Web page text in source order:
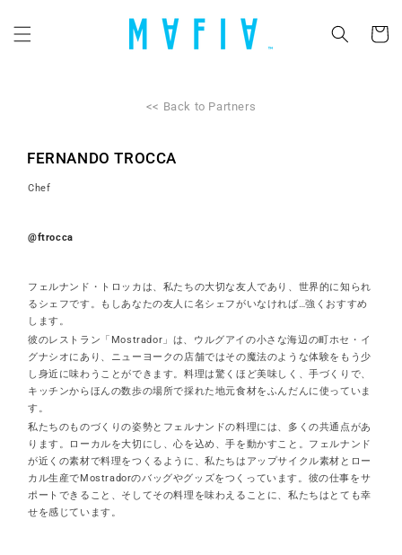
進む
ー
<< Back to Partners
FERNANDO TROCCA
Chef
@ftrocca
フェルナンド・トロッカは、私たちの大切な友人であり、世界的に知られ
るシェフです。もしあなたの友人に名シェフがいなければ…強くおすすめ
します。
彼のレストラン「Mostrador」は、ウルグアイの小さな海辺の町ホセ・イ
グナシオにあり、ニューヨークの店舗ではその魔法のような体験をもう少
し身近に味わうことができます。料理は驚くほど美味しく、手づくりで、
キッチンからほんの数歩の場所で採れた地元食材をふんだんに使っていま
す。
私たちのものづくりの姿勢とフェルナンドの料理には、多くの共通点があ
ります。ローカルを大切にし、心を込め、手を動かすこと。フェルナンド
が近くの素材で料理をつくるように、私たちはアップサイクル素材とロー
カル生産でMostradorのバッグやグッズをつくっています。彼の仕事をサ
ポートできること、そしてその料理を味わえることに、私たちはとても幸
せを感じています。